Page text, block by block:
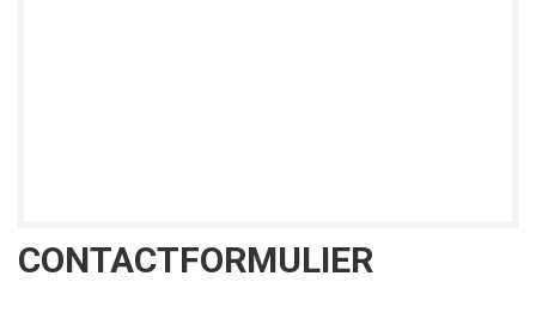
CONTACTFORMULIER